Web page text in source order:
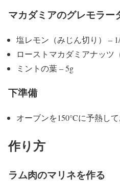
マカダミアのグレモラー
塩レモン（みじん切り） –
ローストマカダミアナッツ
ミントの葉 – 5g
下準備
オーブンを150°Cに予熱して
作り方
ラム肉のマリネを作る